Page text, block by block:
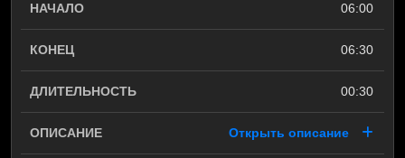
06:00
06:30
00:30
Открыть описание